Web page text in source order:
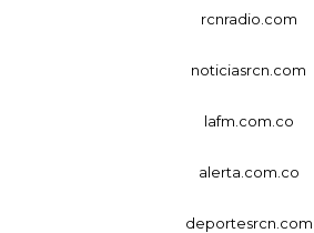
rcnradio.com
noticiasrcn.com
lafm.com.co
alerta.com.co
deportesrcn.com